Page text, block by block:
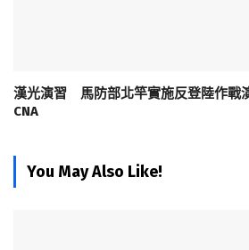
漢光演習 馬防部北竿實施反登陸作戰
CNA
You May Also Like!